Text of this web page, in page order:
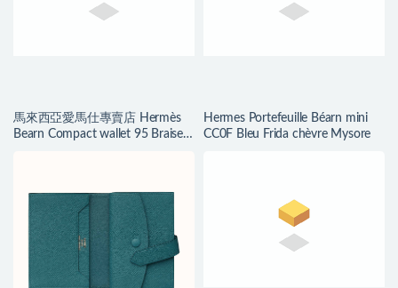
馬來西亞愛馬仕專賣店 Hermès
Bearn Compact wallet 95 Braise
Hermes Portefeuille Béarn mini
CC0F Bleu Frida chèvre Mysore